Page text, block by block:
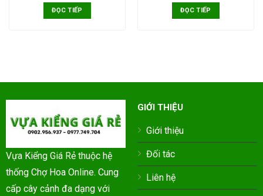
ĐỌC TIẾP ĐỌC TIẾP
Vựa Kiểng Giá Rẻ thuộc hệ
thống Chợ Hoa Online. Cung
cấp cây cảnh đa dạng với
GIỚI THIỆU
Giới thiệu
Đối tác
Liên hệ